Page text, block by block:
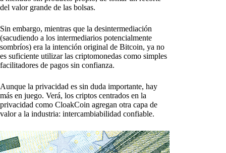
del valor grande de las bolsas.
Sin embargo, mientras que la desintermediación
(sacudiendo a los intermediarios potencialmente
sombríos) era la intención original de Bitcoin, ya no
es suficiente utilizar las criptomonedas como simples
facilitadores de pagos sin confianza.
Aunque la privacidad es sin duda importante, hay
más en juego. Verá, los criptos centrados en la
privacidad como CloakCoin agregan otra capa de
valor a la industria: intercambiabilidad confiable.